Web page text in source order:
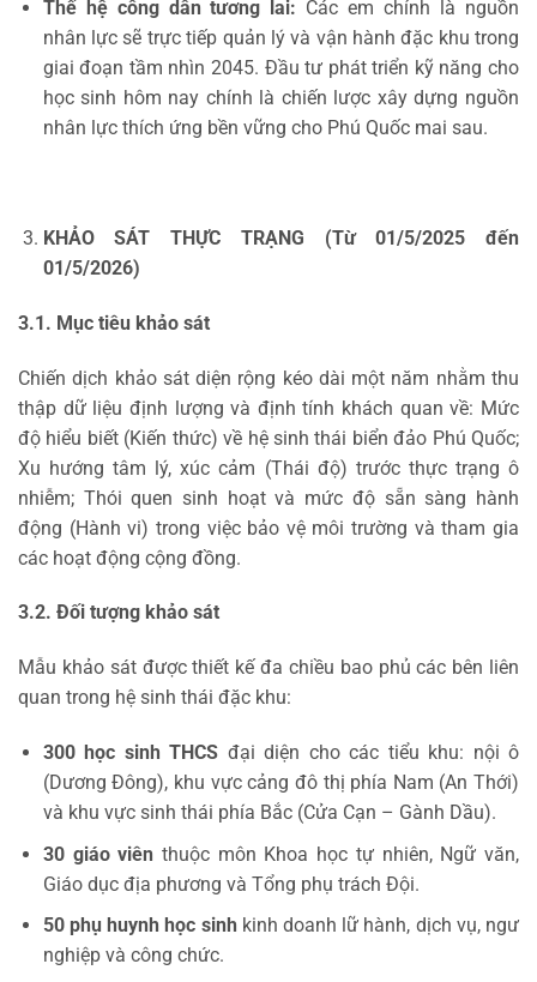
Thế hệ công dân tương lai: Các em chính là nguồn
nhân lực sẽ trực tiếp quản lý và vận hành đặc khu trong
giai đoạn tầm nhìn 2045. Đầu tư phát triển kỹ năng cho
học sinh hôm nay chính là chiến lược xây dựng nguồn
nhân lực thích ứng bền vững cho Phú Quốc mai sau.
KHẢO SÁT THỰC TRẠNG (Từ 01/5/2025 đến
01/5/2026)
3.1. Mục tiêu khảo sát
Chiến dịch khảo sát diện rộng kéo dài một năm nhằm thu
thập dữ liệu định lượng và định tính khách quan về: Mức
độ hiểu biết (Kiến thức) về hệ sinh thái biển đảo Phú Quốc;
Xu hướng tâm lý, xúc cảm (Thái độ) trước thực trạng ô
nhiễm; Thói quen sinh hoạt và mức độ sẵn sàng hành
động (Hành vi) trong việc bảo vệ môi trường và tham gia
các hoạt động cộng đồng.
3.2. Đối tượng khảo sát
Mẫu khảo sát được thiết kế đa chiều bao phủ các bên liên
quan trong hệ sinh thái đặc khu:
300 học sinh THCS đại diện cho các tiểu khu: nội ô
(Dương Đông), khu vực cảng đô thị phía Nam (An Thới)
và khu vực sinh thái phía Bắc (Cửa Cạn – Gành Dầu).
30 giáo viên thuộc môn Khoa học tự nhiên, Ngữ văn,
Giáo dục địa phương và Tổng phụ trách Đội.
50 phụ huynh học sinh kinh doanh lữ hành, dịch vụ, ngư
nghiệp và công chức.